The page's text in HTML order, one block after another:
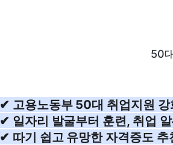
50
✔ 고용노동부 50대 취업지원 강
✔ 일자리 발굴부터 훈련, 취업
✔ 따기 쉽고 유망한 자격증도 추